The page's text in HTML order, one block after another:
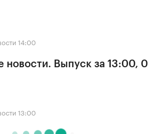
14:00
новости. Выпуск за 13:00,
13:00